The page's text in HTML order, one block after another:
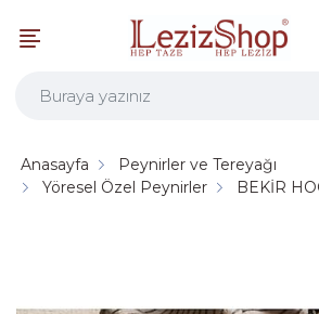
Anasayfa
Peynirler ve Tereyağı
Yöresel Özel Peynirler
BEKİR